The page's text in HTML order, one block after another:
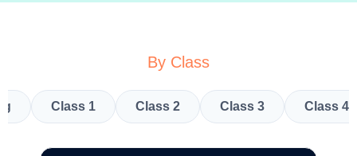
By Class
Class 1 Class 2 Class 3 Class 4